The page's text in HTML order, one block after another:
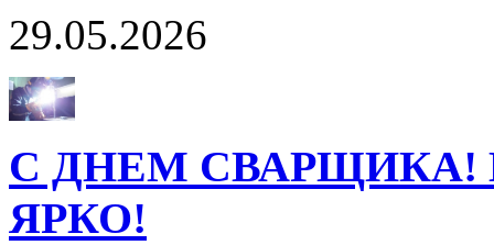
29.05.2026
С ДНЕМ СВАРЩИКА!
ЯРКО!